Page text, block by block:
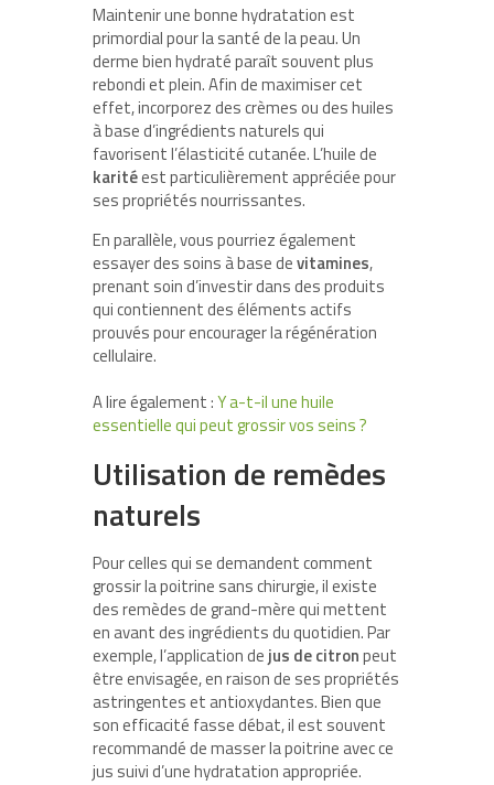
Maintenir une bonne hydratation est
primordial pour la santé de la peau. Un
derme bien hydraté paraît souvent plus
rebondi et plein. Afin de maximiser cet
effet, incorporez des crèmes ou des huiles
à base d’ingrédients naturels qui
favorisent l’élasticité cutanée. L’huile de
karitéest particulièrement appréciée pour
ses propriétés nourrissantes.
En parallèle, vous pourriez également
essayer des soins à base devitamines,
prenant soin d’investir dans des produits
qui contiennent des éléments actifs
prouvés pour encourager la régénération
cellulaire.
A lire également :Y a-t-il une huile
essentielle qui peut grossir vos seins ?
Utilisation de remèdes
naturels
Pour celles qui se demandent comment
grossir la poitrine sans chirurgie, il existe
des remèdes de grand-mère qui mettent
en avant des ingrédients du quotidien. Par
exemple, l’application de jus de citronpeut
être envisagée, en raison de ses propriétés
astringentes et antioxydantes. Bien que
son efficacité fasse débat, il est souvent
recommandé de masser la poitrine avec ce
jus suivi d’une hydratation appropriée.